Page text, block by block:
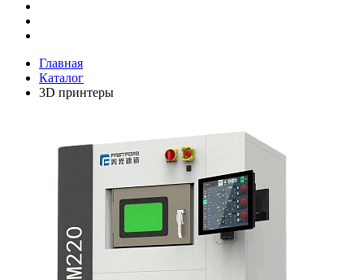
Главная
Каталог
3D принтеры